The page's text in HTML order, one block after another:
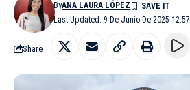
Last Updated: 9 De Junio De 2025 12:57
ByANA LAURA LÓPEZ
Share